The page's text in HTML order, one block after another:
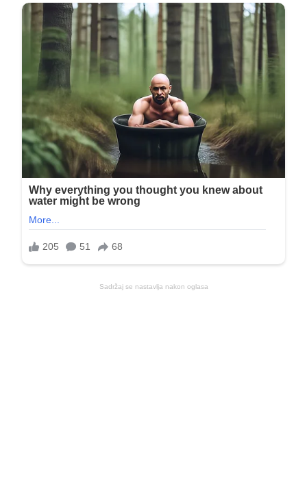
Sadržaj se nastavlja nakon oglasa